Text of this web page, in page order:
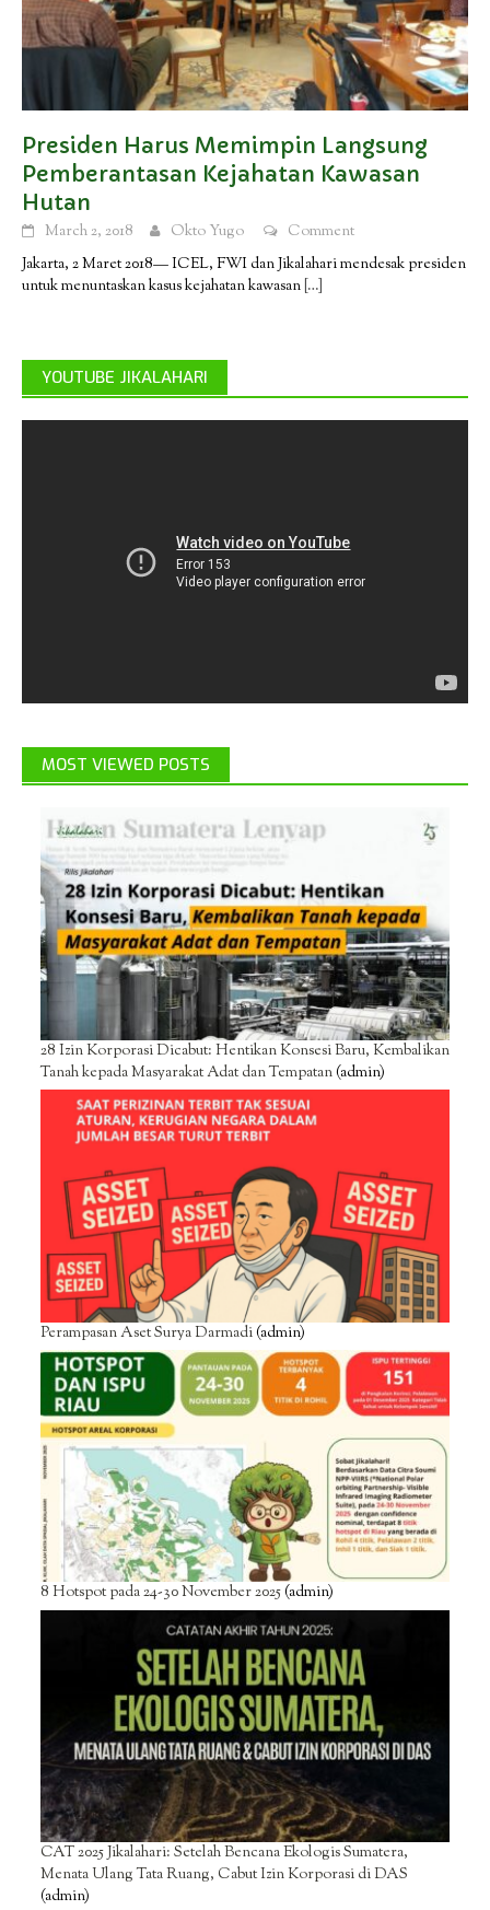
Presiden Harus Memimpin Langsung
Pemberantasan Kejahatan Kawasan
Hutan
March 2, 2018 Okto Yugo
Comment
Jakarta, 2 Maret 2018— ICEL, FWI dan Jikalahari mendesak presiden
untuk menuntaskan kasus kejahatan kawasan […]
YOUTUBE JIKALAHARI
MOST VIEWED POSTS
28 Izin Korporasi Dicabut: Hentikan Konsesi Baru, Kembalikan
Tanah kepada Masyarakat Adat dan Tempatan(admin)
Perampasan Aset Surya Darmadi(admin)
8 Hotspot pada 24-30 November 2025(admin)
CAT 2025 Jikalahari: Setelah Bencana Ekologis Sumatera,
Menata Ulang Tata Ruang, Cabut Izin Korporasi di DAS
(admin)